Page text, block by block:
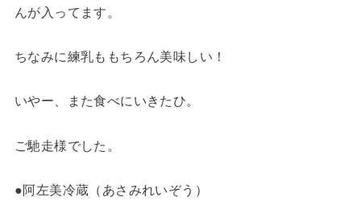
んが入ってます。
ちなみに練乳ももちろん美味しい！
いやー、また食べにいきたひ。
ご馳走様でした。
●阿左美冷蔵（あさみれいぞう）